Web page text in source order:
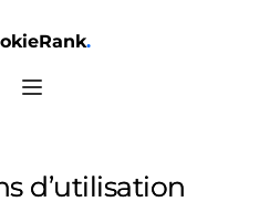
.
d’utilisation